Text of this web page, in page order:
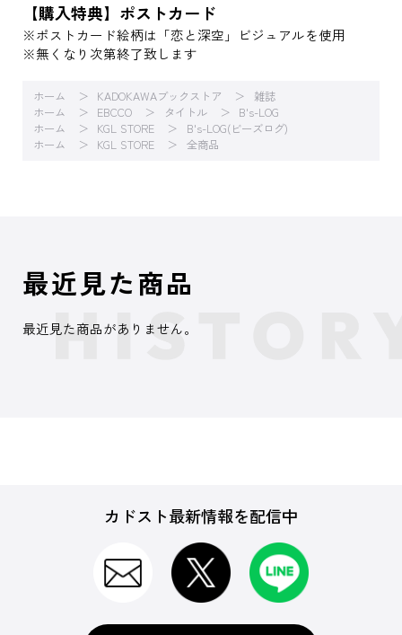
【購入特典】ポストカード
※ポストカード絵柄は「恋と深空」ビジュアルを使用
※無くなり次第終了致します
ホーム KADOKAWAブックストア
雑誌
ホーム
EBCCO タイトル
B's-LOG
ホーム
KGL STORE
B's-LOG(ビーズログ)
ホーム
KGL STORE 全商品
最近見た商品
最近見た商品がありません。
カドスト最新情報を配信中